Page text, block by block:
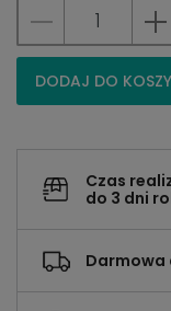
DODAJ DO
Czas
do 3 dni
Darmowa